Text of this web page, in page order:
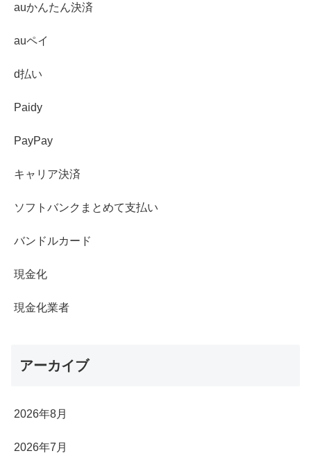
auかんたん決済
auペイ
d払い
Paidy
PayPay
キャリア決済
ソフトバンクまとめて支払い
バンドルカード
現金化
現金化業者
アーカイブ
2026年8月
2026年7月